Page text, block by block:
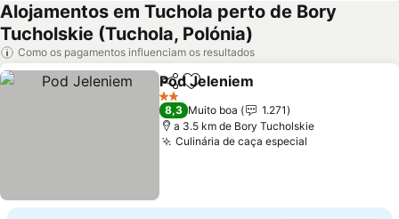
Alojamentos em Tuchola perto de Bory
Tucholskie (Tuchola, Polónia)
Como os pagamentos influenciam os resultados
PartilharAdicionar aos favoritos
Pod Jeleniem
2 Estrelas
8,3 Muito boa
1.271
a 3.5 km de Bory Tucholskie
Culinária de caça especial